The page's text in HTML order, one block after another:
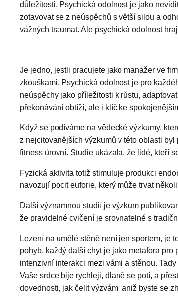
důležitosti. Psychická odolnost je jako
zotavovat se z neúspěchů s větší silou a
vážných traumat. Ale psychická odolnost
Je jedno, jestli pracujete jako manažer ve
zkouškami. Psychická odolnost je pro
neúspěchy jako příležitosti k růstu,
překonávání obtíží, ale i klíč ke
Když se podíváme na vědecké výzkumy,
z nejcitovanějších výzkumů v této oblasti
fitness úrovní. Studie ukázala, že lidé, kteří
Fyzická aktivita totiž stimuluje produkci
navozují pocit euforie, který může trvat
Další významnou studií je výzkum
že pravidelné cvičení je srovnatelné s
Lezení na umělé stěně není jen sportem, je
pohyb, každý další chyt je jako metafora
intenzivní interakci mezi vámi a stěnou.
Vaše srdce bije rychleji, dlaně se potí, a
dovednosti, jak čelit výzvám, aniž byste se